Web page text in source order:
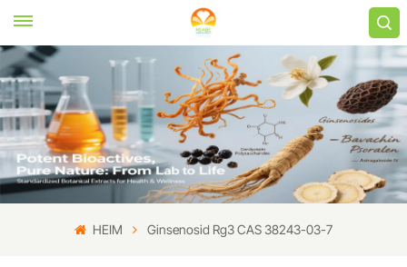
HEIM Ginsenosid Rg3 CAS 38243-03-7